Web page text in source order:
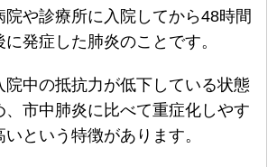
院や診療所に入院してから48時間
発症した肺炎のことです。
院中の抵抗力が低下している状態
、市中肺炎に比べて重症化しやす
という特徴があります。